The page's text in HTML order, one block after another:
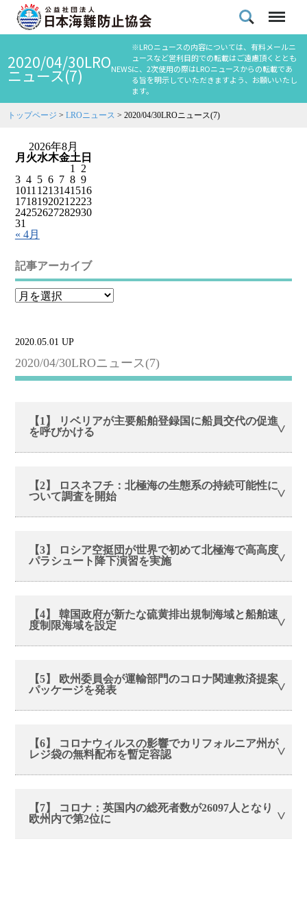
2020/04/30LRO
ニュース(7) NEWS
※LROニュースの内容については、有料メールニ
ュースなど営利目的での転載はご遠慮頂くととも
に、2次使用の際はLROニュースからの転載であ
る旨を明示していただきますよう、お願いいたし
ます。
トップページ >LROニュース >2020/04/30LROニュース(7)
2026年8月
月 火水木金土 日
1
2
3 4 5 6 7 8 9
1011 1213141516
1718192021 2223
24252627282930
31
« 4月
記事アーカイブ
2020.05.01 UP
2020/04/30LROニュース(7)
【1】 リベリアが主要船舶登録国に船員交代の促進
を呼びかける
【2】 ロスネフチ：北極海の生態系の持続可能性に
ついて調査を開始
【3】 ロシア空挺団が世界で初めて北極海で高高度
パラシュート降下演習を実施
【4】 韓国政府が新たな硫黄排出規制海域と船舶速
度制限海域を設定
【5】 欧州委員会が運輸部門のコロナ関連救済提案
パッケージを発表
【6】 コロナウィルスの影響でカリフォルニア州が
レジ袋の無料配布を暫定容認
【7】 コロナ：英国内の総死者数が26097人となり
欧州内で第2位に